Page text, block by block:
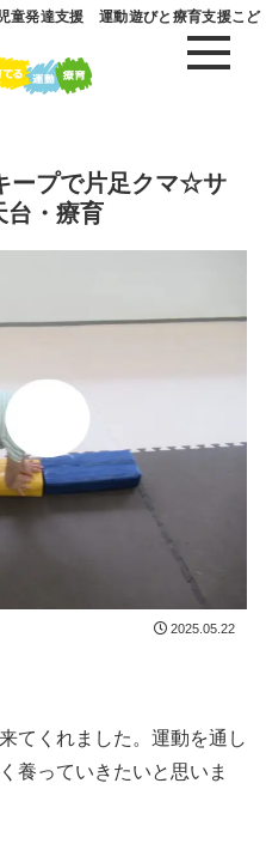
童発達支援 運動遊びと療育支援こど
プで片足クマ☆サ
・療育
2025.05.22
てくれました。運動を通し
養っていきたいと思いま